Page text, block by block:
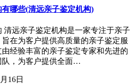
哪些(清远亲子鉴定机构)
清远亲子鉴定机构是一家专注于亲子
在为客户提供高质量的亲子鉴定服
经验丰富的亲子鉴定专家和先进的
队，为客户提供全面…
16日